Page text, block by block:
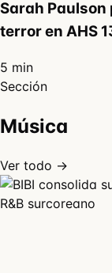
Sarah Paulson
terror en AHS
5 min
Sección
Música
Ver todo →